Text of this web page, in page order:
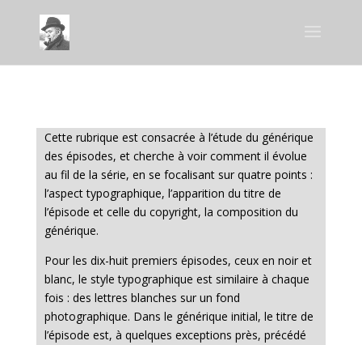
Cette rubrique est consacrée à l’étude du générique
des épisodes, et cherche à voir comment il évolue
au fil de la série, en se focalisant sur quatre points :
l’aspect typographique, l’apparition du titre de
l’épisode et celle du copyright, la composition du
générique.
Pour les dix-huit premiers épisodes, ceux en noir et
blanc, le style typographique est similaire à chaque
fois : des lettres blanches sur un fond
photographique. Dans le générique initial, le titre de
l’épisode est, à quelques exceptions près, précédé